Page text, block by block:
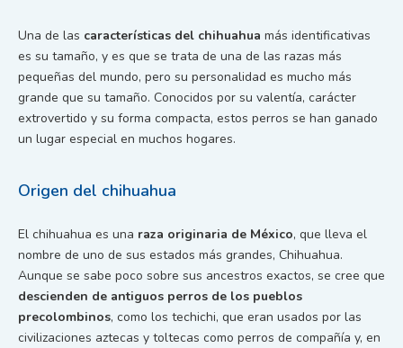
Una de las características del chihuahua más identificativas
es su tamaño, y es que se trata de una de las razas más
pequeñas del mundo, pero su personalidad es mucho más
grande que su tamaño. Conocidos por su valentía, carácter
extrovertido y su forma compacta, estos perros se han ganado
un lugar especial en muchos hogares.
Origen del chihuahua
El chihuahua es una raza originaria de México, que lleva el
nombre de uno de sus estados más grandes, Chihuahua.
Aunque se sabe poco sobre sus ancestros exactos, se cree que
descienden de antiguos perros de los pueblos
precolombinos, como los techichi, que eran usados por las
civilizaciones aztecas y toltecas como perros de compañía y, en